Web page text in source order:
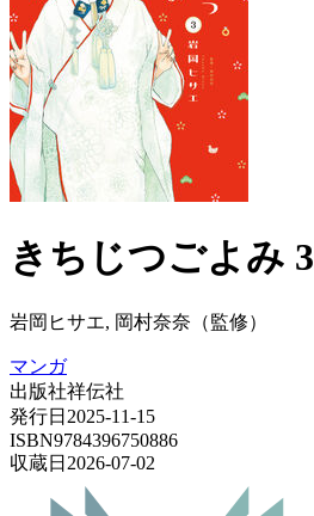
きちじつごよみ 3
岩岡ヒサエ, 岡村奈奈（監修）
マンガ
出版社祥伝社
発行日 2025-11-15
ISBN9784396750886
収蔵日 2026-07-02